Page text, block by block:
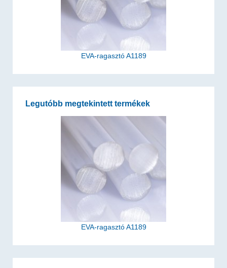
EVA-ragasztó A1189
Legutóbb megtekintett termékek
EVA-ragasztó A1189